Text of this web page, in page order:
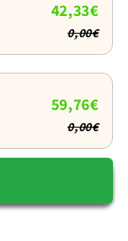
42,33€
0,00€
59,76€
0,00€